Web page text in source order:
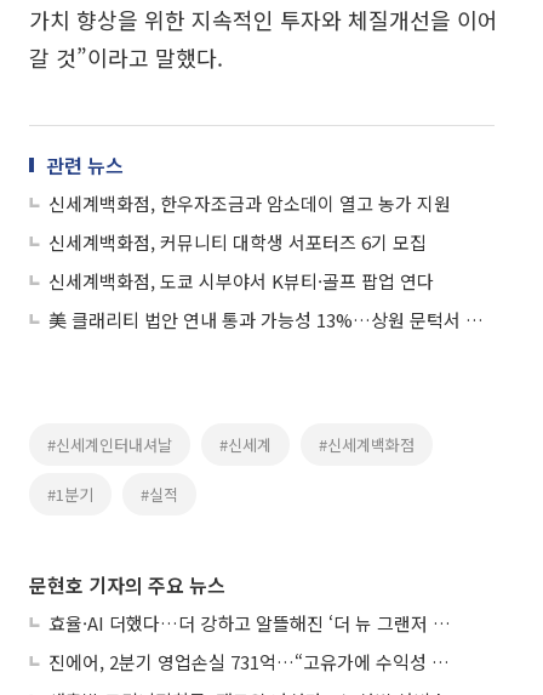
가치 향상을 위한 지속적인 투자와 체질개선을 이어
갈 것”이라고 말했다.
관련 뉴스
신세계백화점, 한우자조금과 암소데이 열고 농가 지원
신세계백화점, 커뮤니티 대학생 서포터즈 6기 모집
신세계백화점, 도쿄 시부야서 K뷰티·골프 팝업 연다
美 클래리티 법안 연내 통과 가능성 13%…상원 문턱서 제동
#신세계인터내셔날 #신세계 #신세계백화점
#1분기 #실적
문현호 기자의 주요 뉴스
효율·AI 더했다…더 강하고 알뜰해진 ‘더 뉴 그랜저 하이브리드’
진에어, 2분기 영업손실 731억…“고유가에 수익성 악화”